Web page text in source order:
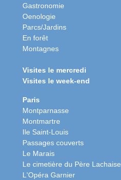
Gastronomie
Oenologie
Parcs/Jardins
En forêt
Montagnes
Visites le mercredi
Visites le week-end
Paris
Montparnasse
Montmartre
Ile Saint-Louis
Passages couverts
Le Marais
Le cimetière du Père Lachaise
L'Opéra Garnier